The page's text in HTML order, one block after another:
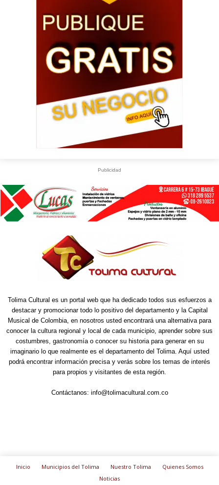
Publicidad
Tolima Cultural es un portal web que ha dedicado todos sus esfuerzos a
destacar y promocionar todo lo positivo del departamento y la Capital
Musical de Colombia, en nosotros usted encontrará una alternativa para
conocer la cultura regional y local de cada municipio, aprender sobre sus
costumbres, gastronomía o conocer su historia para generar en su
imaginario lo que realmente es el departamento del Tolima. Aquí usted
podrá encontrar información precisa y verás sobre los temas de interés
para propios y visitantes de esta región.
Contáctanos: info@tolimacultural.com.co
Inicio Municipios del Tolima Nuestro Tolima
Quienes Somos
Noticias